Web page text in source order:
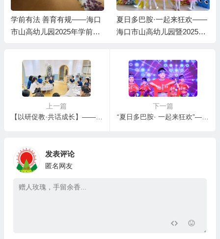
学前有法 善育有规——海口
市山高幼儿园2025年学前教
夏日多巴胺·一起来狂欢——
海口市山高幼儿园暨2025艺
上一篇
【以研促教·共话成长】——总园引领山高托育早教中心大教研活动
下一篇
“夏日多巴胺· 一起来狂欢”——海口市山高幼儿园暨2025艺术节庆“六·一”文艺汇演中班组专场
发表评论
匿名网友